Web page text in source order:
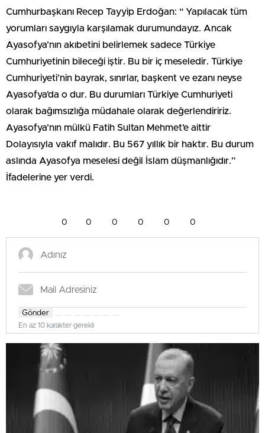
Cumhurbaşkanı Recep Tayyip Erdoğan: “ Yapılacak tüm
yorumları saygıyla karşılamak durumundayız. Ancak
Ayasofya’nın akıbetini belirlemek sadece Türkiye
Cumhuriyetinin bileceği iştir. Bu bir iç meseledir. Türkiye
Cumhuriyeti’nin bayrak, sınırlar, başkent ve ezanı neyse
Ayasofya’da o dur. Bu durumları Türkiye Cumhuriyeti
olarak bağımsızlığa müdahale olarak değerlendiririz.
Ayasofya’nın mülkü Fatih Sultan Mehmet’e aittir
Dolayısıyla vakıf malıdır. Bu 567 yıllık bir haktır. Bu durum
aslında Ayasofya meselesi değil İslam düşmanlığıdır.”
İfadelerine yer verdi.
0 0 0 0 0 0
Gönder
En az 10 karakter gerekli